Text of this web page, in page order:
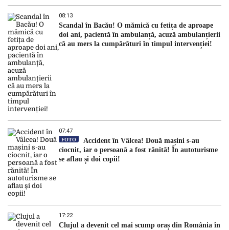
08:13
Scandal în Bacău! O mămică cu fetița de aproape
doi ani, pacientă în ambulanță, acuză ambulanțierii
că au mers la cumpărături în timpul intervenției!
07:47
FOTO
Accident în Vâlcea! Două mașini s-au
ciocnit, iar o persoană a fost rănită! În autoturisme
se aflau și doi copii!
17:22
Clujul a devenit cel mai scump oraș din România în